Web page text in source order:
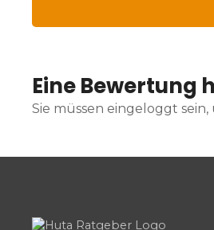
Eine Bewertung
Sie müssen eingeloggt